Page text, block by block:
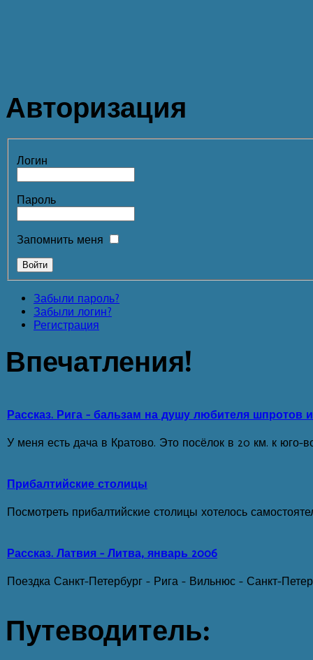
Авторизация
Логин
Пароль
Запомнить меня
Забыли пароль?
Забыли логин?
Регистрация
Впечатления!
Рассказ. Рига - бальзам на душу любителя шпротов
У меня есть дача в Кратово. Это посёлок в 20 км. к юго-
Прибалтийские столицы
Посмотреть прибалтийские столицы хотелось
Рассказ. Латвия - Литва, январь 2006
Поездка Санкт-Петербург - Рига - Вильнюс - Санкт-
Путеводитель: